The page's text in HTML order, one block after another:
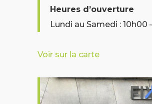
Heures d’ouverture
Lundi au Samedi : 10h00
Voir sur la carte